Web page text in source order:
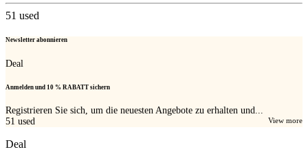
51 used
Newsletter abonnieren
Deal
Anmelden und 10 % RABATT sichern
Registrieren Sie sich, um die neuesten Angebote zu erhalten und...
View more
51 used
Deal